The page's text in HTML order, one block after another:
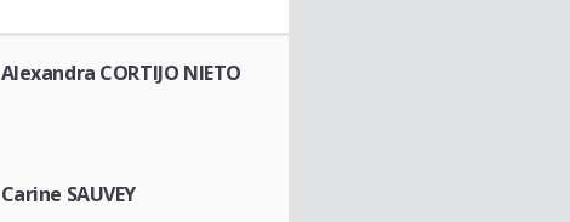
Alexandra CORTIJO NIETO
Carine SAUVEY